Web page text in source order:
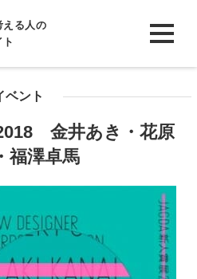
える人の
ベント
金井あき・花原
福澤卓馬